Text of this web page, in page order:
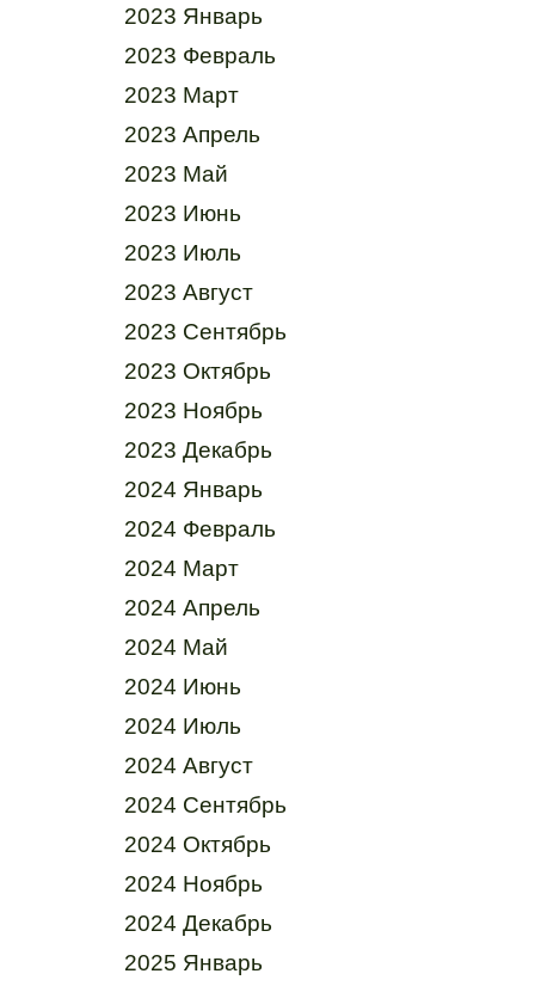
2023 Январь
2023 Февраль
2023 Март
2023 Апрель
2023 Май
2023 Июнь
2023 Июль
2023 Август
2023 Сентябрь
2023 Октябрь
2023 Ноябрь
2023 Декабрь
2024 Январь
2024 Февраль
2024 Март
2024 Апрель
2024 Май
2024 Июнь
2024 Июль
2024 Август
2024 Сентябрь
2024 Октябрь
2024 Ноябрь
2024 Декабрь
2025 Январь